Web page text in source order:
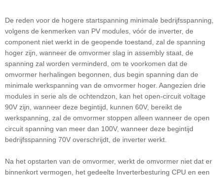
De reden voor de hogere startspanning minimale bedrijfsspanning,
volgens de kenmerken van PV modules, vóór de inverter, de
component niet werkt in de geopende toestand, zal de spanning
hoger zijn, wanneer de omvormer slag in assembly staat, de
spanning zal worden verminderd, om te voorkomen dat de
omvormer herhalingen begonnen, dus begin spanning dan de
minimale werkspanning van de omvormer hoger. Aangezien drie
modules in serie als de ochtendzon, kan het open-circuit voltage
90V zijn, wanneer deze begintijd, kunnen 60V, bereikt de
werkspanning, zal de omvormer stoppen alleen wanneer de open
circuit spanning van meer dan 100V, wanneer deze begintijd
bedrijfsspanning 70V overschrijdt, de inverter werkt.
Na het opstarten van de omvormer, werkt de omvormer niet dat er
binnenkort vermogen, het gedeelte Inverterbesturing CPU en een